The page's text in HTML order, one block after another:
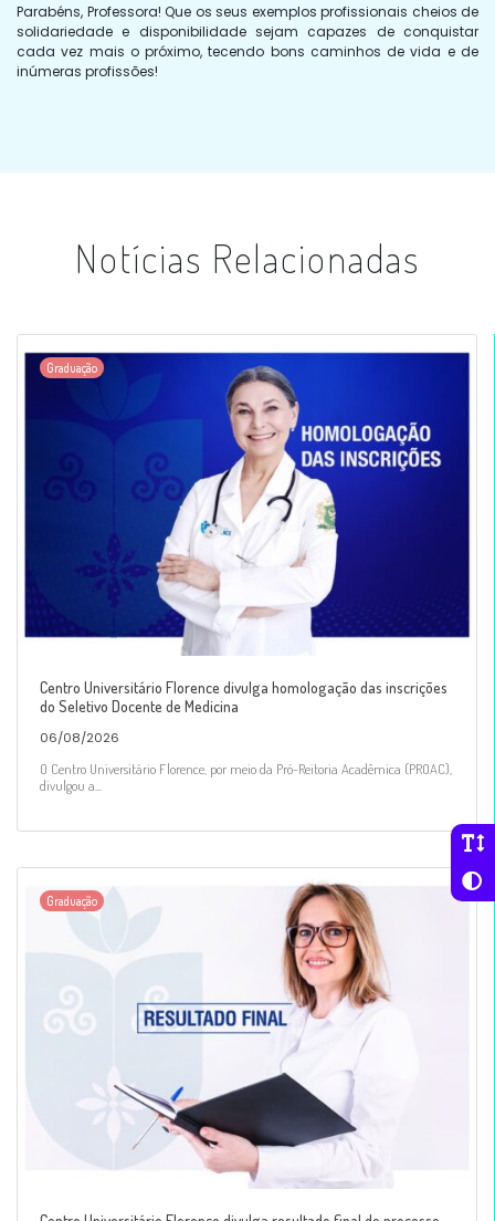
Parabéns, Professora! Que os seus exemplos profissionais cheios de
solidariedade e disponibilidade sejam capazes de conquistar
cada vez mais o próximo, tecendo bons caminhos de vida e de
inúmeras profissões!
Notícias Relacionadas
Graduação
Centro Universitário Florence divulga homologação das inscrições
do Seletivo Docente de Medicina
06/08/2026
O Centro Universitário Florence, por meio da Pró-Reitoria Acadêmica (PROAC),
divulgou a...
Graduação